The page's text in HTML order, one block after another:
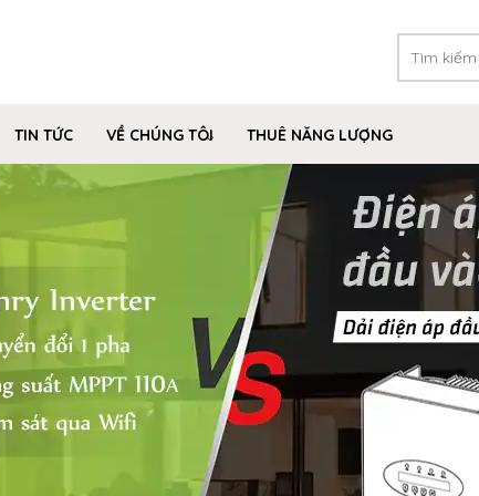
TIN TỨC VỀ CHÚNG TÔI THUÊ NĂNG LƯỢNG